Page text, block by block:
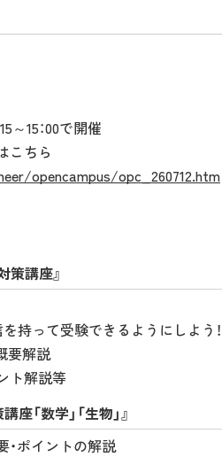
～15：00で開催
こちら
opencampus/opc_260712.htm
策講座』
持って受験できるようにしよう！
要解説
ト解説等
「数学」「生物」』
ポイントの解説